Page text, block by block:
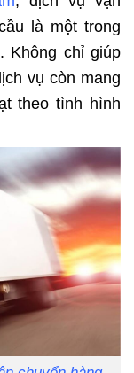
là một trong
Không chỉ giúp
vụ còn mang
theo tình hình